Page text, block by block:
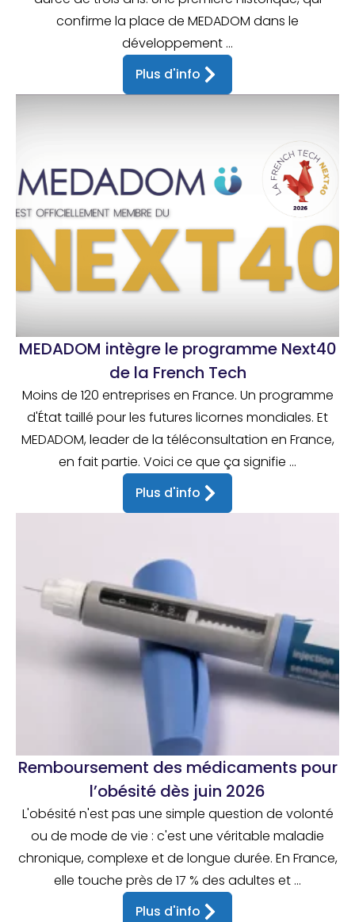
confirme la place de MEDADOM dans le
développement ...
Plus d'info
MEDADOM intègre le programme Next40
de la French Tech
Moins de 120 entreprises en France. Un programme
d'État taillé pour les futures licornes mondiales. Et
MEDADOM, leader de la téléconsultation en France,
en fait partie. Voici ce que ça signifie ...
Plus d'info
Remboursement des médicaments pour
l’obésité dès juin 2026
L'obésité n'est pas une simple question de volonté
ou de mode de vie : c'est une véritable maladie
chronique, complexe et de longue durée. En France,
elle touche près de 17 % des adultes et ...
Plus d'info